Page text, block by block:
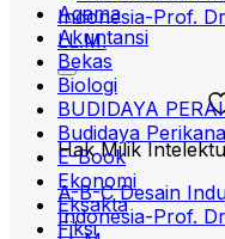
Hak Milik
A-B-C Desain
Indonesia-Prof.
Agama
Akuntansi
Bekas
Biologi
BUDIDAYA
Budidaya
E-Book
Ekonomi
Eksakta
Fiksi